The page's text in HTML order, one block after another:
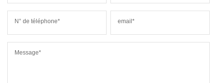
N° de téléphone* email*
Message*